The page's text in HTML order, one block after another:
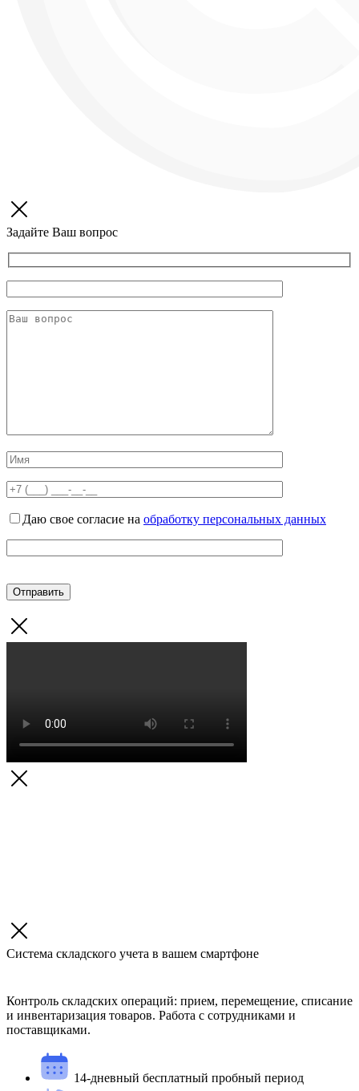
Задайте Ваш вопрос
Даю свое согласие на обработку персональных данных
Система складского учета в вашем смартфоне
Контроль складских операций: прием, перемещение, списание
и инвентаризация товаров. Работа с сотрудниками и
поставщиками.
14-дневный бесплатный пробный период